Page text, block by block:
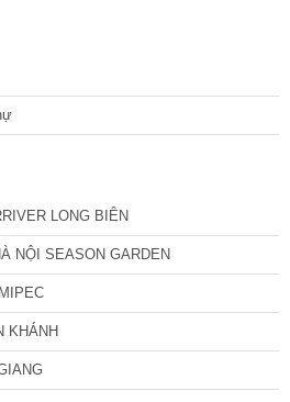
LONG BIÊN
NỘI SEASON GARDEN
KHÁNH